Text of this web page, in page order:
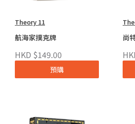
Theory 11
航海家撲克牌
HKD $149.00
預購
尚